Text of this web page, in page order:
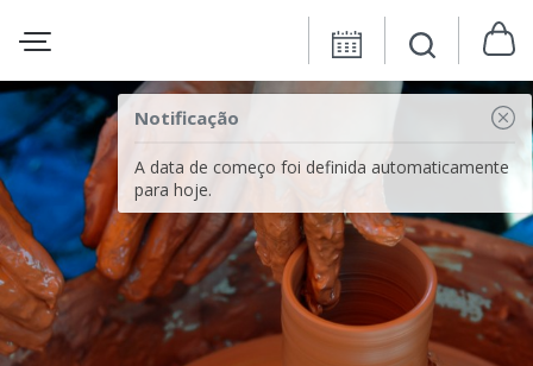
Notificação
A data de começo foi definida automaticamente
para hoje.